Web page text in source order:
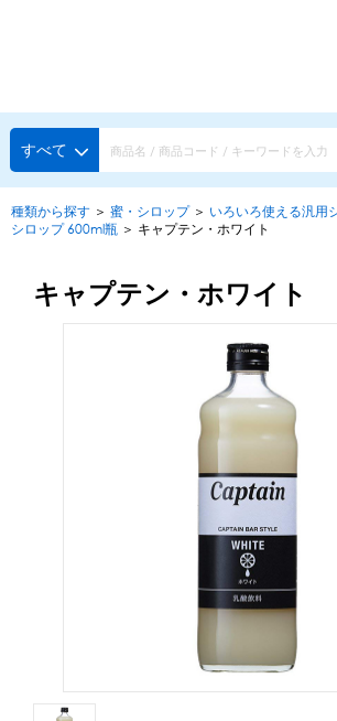
種類から探す
かき氷専用シロップ
スタンダードシロップ
いろいろ使える汎用シ
ハーブシロップ
あずき・餡
白玉もち・わらび餅
ソース・クリーム・フィリング等
ピュ
その他のトッピング材料
探す
用途で選ぶ
すべて
種類から探す ＞ 蜜・シロップ ＞ いろいろ使える汎用
シロップ 600ml瓶 ＞ キャプテン・ホワイト
キャプテン・ホワイト